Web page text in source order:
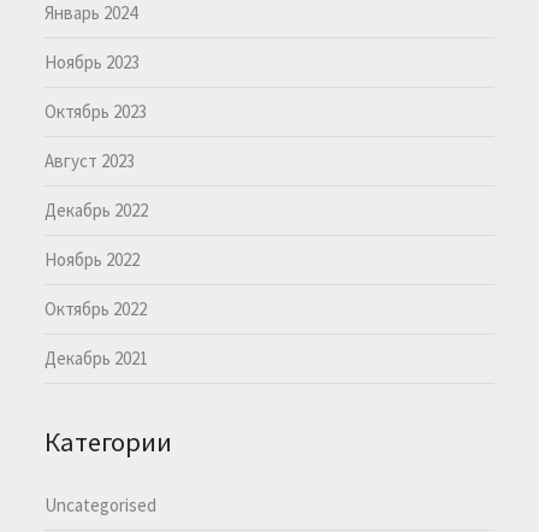
Январь 2024
Ноябрь 2023
Октябрь 2023
Август 2023
Декабрь 2022
Ноябрь 2022
Октябрь 2022
Декабрь 2021
Категории
Uncategorised